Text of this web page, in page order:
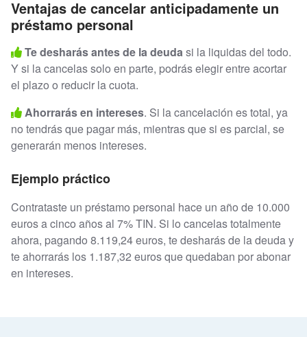
Ventajas de cancelar anticipadamente un
préstamo personal
Te desharás antes de la deudasi la liquidas del todo.
Y si la cancelas solo en parte, podrás elegir entre acortar
el plazo o reducir la cuota.
Ahorrarás en intereses. Si la cancelación es total, ya
no tendrás que pagar más, mientras que si es parcial, se
generarán menos intereses.
Ejemplo práctico
Contrataste un préstamo personal hace un año de 10.000
euros a cinco años al 7% TIN. Si lo cancelas totalmente
ahora, pagando 8.119,24 euros, te desharás de la deuda y
te ahorrarás los 1.187,32 euros que quedaban por abonar
en intereses.